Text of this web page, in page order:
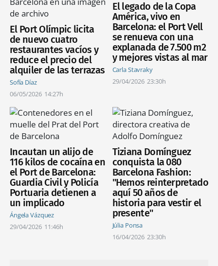
El Port Olímpic licita
de nuevo cuatro
restaurantes vacíos y
reduce el precio del
alquiler de las terrazas
Sofía Díaz
06/05/2026 14:27h
El legado de la Copa
América, vivo en
Barcelona: el Port Vell
se renueva con una
explanada de 7.500 m2
y mejores vistas al mar
Carla Stavraky
29/04/2026 23:30h
Incautan un alijo de
116 kilos de cocaína en
el Port de Barcelona:
Guardia Civil y Policía
Portuaria detienen a
un implicado
Ángela Vázquez
29/04/2026 11:46h
Tiziana Domínguez
conquista la 080
Barcelona Fashion:
"Hemos reinterpretado
aquí 50 años de
historia para vestir el
presente"
Júlia Ponsa
16/04/2026 23:30h